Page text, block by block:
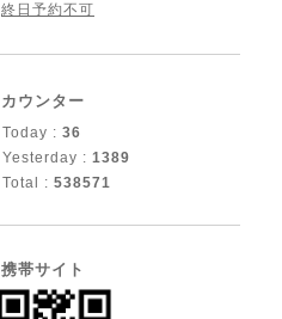
終日予約不可
カウンター
Today : 36
Yesterday : 1389
Total : 538571
携帯サイト